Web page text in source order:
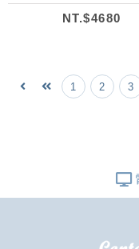
NT.$4680
1 2 3